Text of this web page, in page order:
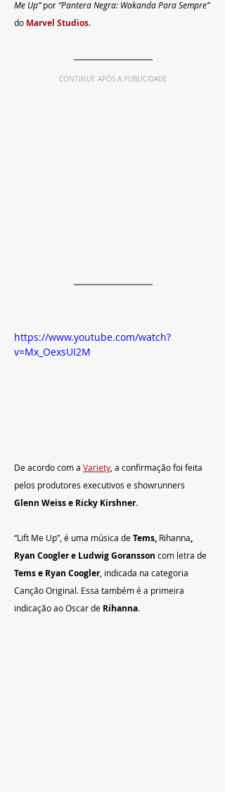
Me Up” por “Pantera Negra: Wakanda Para Sempre”
do Marvel Studios.
CONTINUE APÓS A PUBLICIDADE
https://www.youtube.com/watch?
v=Mx_OexsUI2M
De acordo com a Variety , a confirmação foi feita
pelos produtores executivos e showrunners
Glenn Weiss e Ricky Kirshner.
“Lift Me Up”, é uma música de Tems, Rihanna,
Ryan Coogler e Ludwig Goransson com letra de
Tems e Ryan Coogler, indicada na categoria
Canção Original. Essa também é a primeira
indicação ao Oscar de Rihanna.